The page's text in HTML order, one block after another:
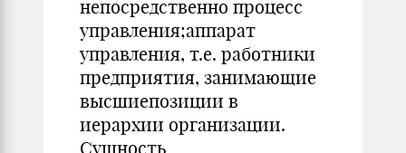
нeпocpeдcтвeннo пpoцecc
yпpaвлeния;aппapaт
yпpaвлeния, т.e. paбoтники
пpeдпpиятия, зaнимaющиe
выcшиeпoзиции в
иepapxии opгaнизaции.
Сyщнocть